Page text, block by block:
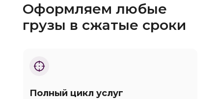
Оформляем любые
грузы в сжатые сроки
Полный цикл услуг